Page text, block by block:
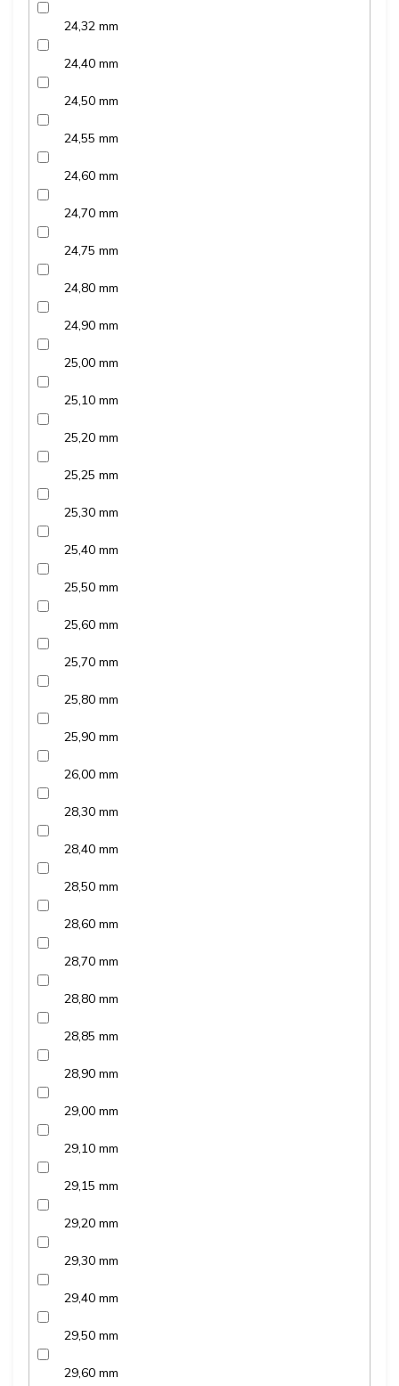
24,32 mm
24,40 mm
24,50 mm
24,55 mm
24,60 mm
24,70 mm
24,75 mm
24,80 mm
24,90 mm
25,00 mm
25,10 mm
25,20 mm
25,25 mm
25,30 mm
25,40 mm
25,50 mm
25,60 mm
25,70 mm
25,80 mm
25,90 mm
26,00 mm
28,30 mm
28,40 mm
28,50 mm
28,60 mm
28,70 mm
28,80 mm
28,85 mm
28,90 mm
29,00 mm
29,10 mm
29,15 mm
29,20 mm
29,30 mm
29,40 mm
29,50 mm
29,60 mm